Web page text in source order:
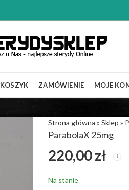
KOSZYK ZAMÓWIENIE MOJE
Strona główna » Sklep »
ParabolaX 25mg
220,00zł
Na stanie